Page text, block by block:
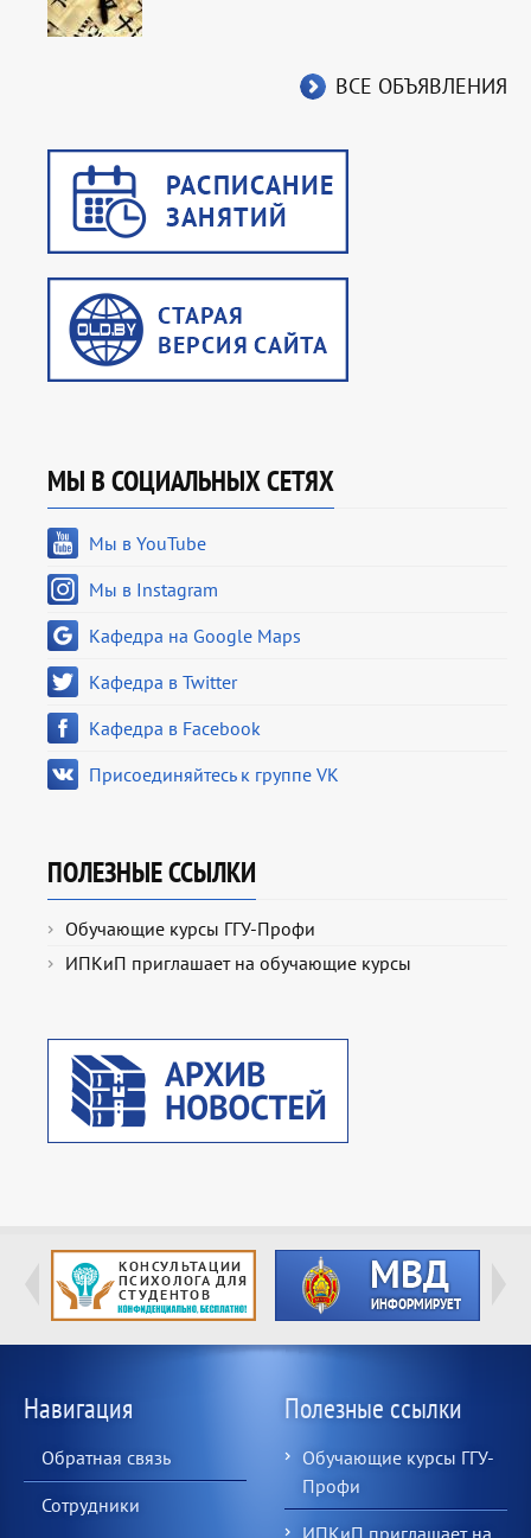
ВСЕ ОБЪЯВЛЕНИЯ
МЫ В СОЦИАЛЬНЫХ СЕТЯХ
Мы в YouTube
Мы в Instagram
Кафедра на Google Maps
Кафедра в Twitter
Кафедра в Facebook
Присоединяйтесь к группе VK
ПОЛЕЗНЫЕ ССЫЛКИ
Обучающие курсы ГГУ-Профи
ИПКиП приглашает на обучающие курсы
Навигация
Обратная связь
Сотрудники
Полезные ссылки
Обучающие курсы ГГУ-
Профи